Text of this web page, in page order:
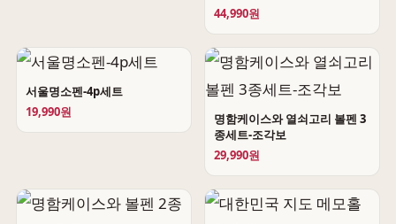
44,990원
서울명소펜-4p세트
19,990원
명함케이스와 열쇠고리 볼펜 3
종세트-조각보
29,990원